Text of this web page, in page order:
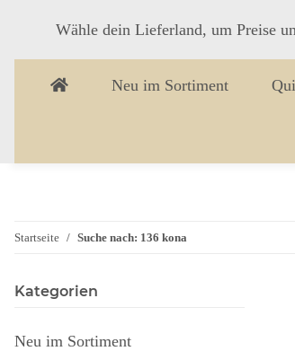
Wähle dein Lieferland, um Preise
Neu im Sortiment
Startseite Suche nach: 136 kona
Kategorien
Neu im Sortiment